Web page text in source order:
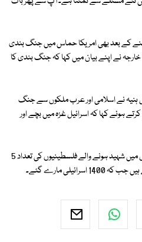
کے بعد بھی امریکا حماس میں جنگ بندی
خارجہ نے اپنے بیان میں کہا کہ جنگ بندی کا
نے اسلامی اور عرب ملکوں سے جنگ
ہوئے کہا کہ اسرائیل غزہ میں بچے اور
واضح رہے کہ 7 اکتوبر سے جاری جھڑپوں میں شہید ہونے والے فلسطینیوں کی تعداد 5
مارے گئے۔